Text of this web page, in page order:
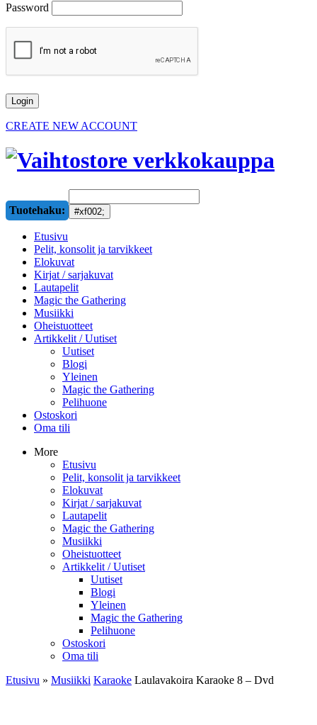
Password
CREATE NEW ACCOUNT
Tuotehaku:
Etusivu
Pelit, konsolit ja tarvikkeet
Elokuvat
Kirjat / sarjakuvat
Lautapelit
Magic the Gathering
Musiikki
Oheistuotteet
Artikkelit / Uutiset
Uutiset
Blogi
Yleinen
Magic the Gathering
Pelihuone
Ostoskori
Oma tili
More
Etusivu
Pelit, konsolit ja tarvikkeet
Elokuvat
Kirjat / sarjakuvat
Lautapelit
Magic the Gathering
Musiikki
Oheistuotteet
Artikkelit / Uutiset
Uutiset
Blogi
Yleinen
Magic the Gathering
Pelihuone
Ostoskori
Oma tili
Etusivu » Musiikki Karaoke Laulavakoira Karaoke 8 – Dvd